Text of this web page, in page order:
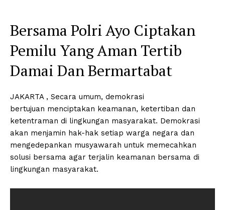
Bersama Polri Ayo Ciptakan
Pemilu Yang Aman Tertib
Damai Dan Bermartabat
JAKARTA, Secara umum, demokrasi
bertujuan menciptakan keamanan, ketertiban dan
ketentraman di lingkungan masyarakat. Demokrasi
akan menjamin hak-hak setiap warga negara dan
mengedepankan musyawarah untuk memecahkan
solusi bersama agar terjalin keamanan bersama di
lingkungan masyarakat.